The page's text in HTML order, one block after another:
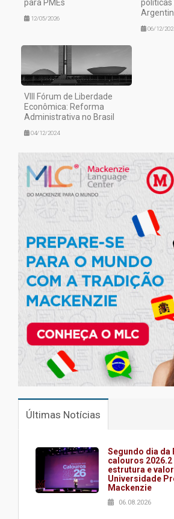
para PMEs
12/05/2026
políticas
06/12/
VIII Fórum de Liberdade
Econômica: Reforma
Administrativa no Brasil
04/12/2024
Últimas Notícias
Segundo dia da
calouros
estrutura e
Universidade
Mackenzie
06.08.2026